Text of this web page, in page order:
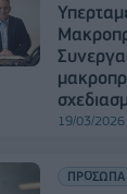
19/03/
ΠΡΟΣΩΠΑ